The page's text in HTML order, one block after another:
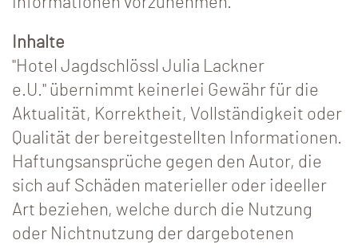
Inhalte
"Hotel Jagdschlössl Julia Lackner
e.U." übernimmt keinerlei Gewähr für die
Aktualität, Korrektheit, Vollständigkeit oder
Qualität der bereitgestellten Informationen.
Haftungsansprüche gegen den Autor, die
sich auf Schäden materieller oder ideeller
Art beziehen, welche durch die Nutzung
oder Nichtnutzung der dargebotenen